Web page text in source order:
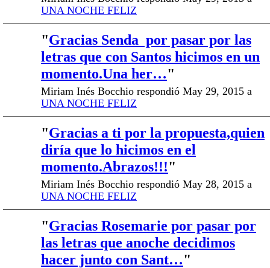
UNA NOCHE FELIZ
"Gracias Senda por pasar por las
letras que con Santos hicimos en un
momento.Una her…"
Miriam Inés Bocchio respondió May 29, 2015 a
UNA NOCHE FELIZ
"Gracias a ti por la propuesta,quien
diría que lo hicimos en el
momento.Abrazos!!!"
Miriam Inés Bocchio respondió May 28, 2015 a
UNA NOCHE FELIZ
"Gracias Rosemarie por pasar por
las letras que anoche decidimos
hacer junto con Sant…"